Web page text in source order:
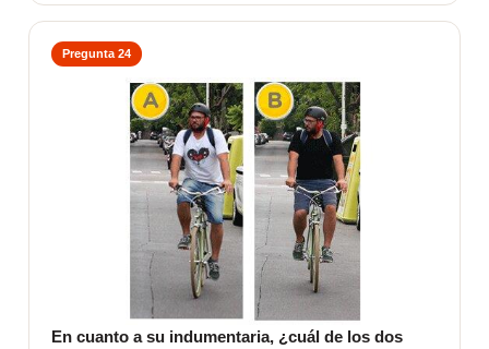
Pregunta 24
En cuanto a su indumentaria, ¿cuál de los dos